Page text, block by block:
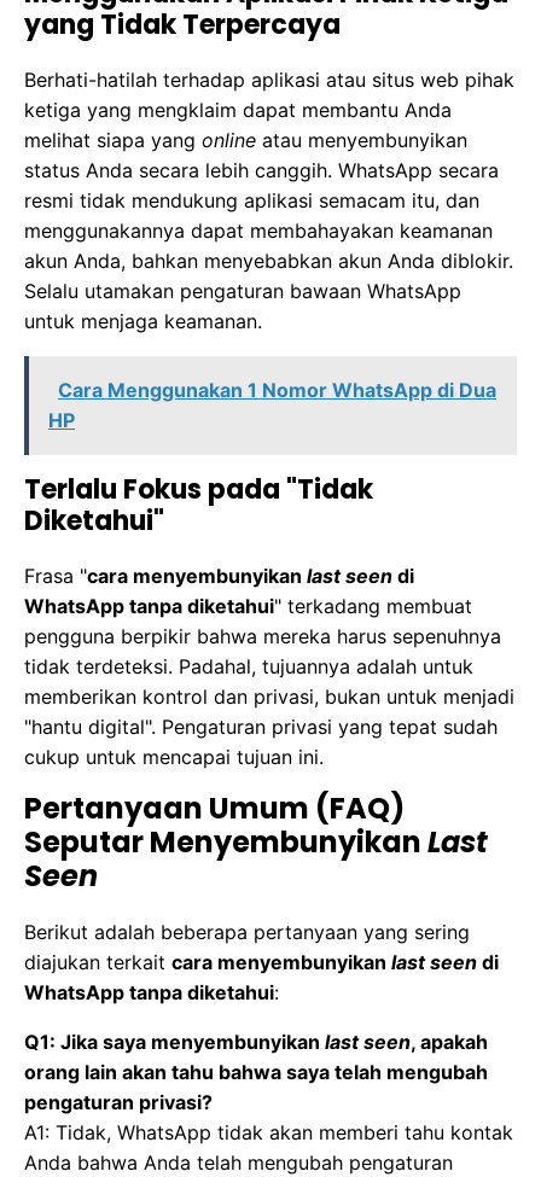
yang Tidak Terpercaya
Berhati-hatilah terhadap aplikasi atau situs web pihak
ketiga yang mengklaim dapat membantu Anda
melihat siapa yang online atau menyembunyikan
status Anda secara lebih canggih. WhatsApp secara
resmi tidak mendukung aplikasi semacam itu, dan
menggunakannya dapat membahayakan keamanan
akun Anda, bahkan menyebabkan akun Anda diblokir.
Selalu utamakan pengaturan bawaan WhatsApp
untuk menjaga keamanan.
Cara Menggunakan 1 Nomor WhatsApp di Dua
HP
Terlalu Fokus pada "Tidak
Diketahui"
Frasa "cara menyembunyikan last seen di
WhatsApp tanpa diketahui" terkadang membuat
pengguna berpikir bahwa mereka harus sepenuhnya
tidak terdeteksi. Padahal, tujuannya adalah untuk
memberikan kontrol dan privasi, bukan untuk menjadi
"hantu digital". Pengaturan privasi yang tepat sudah
cukup untuk mencapai tujuan ini.
Pertanyaan Umum (FAQ)
Seputar MenyembunyikanLast
Seen
Berikut adalah beberapa pertanyaan yang sering
diajukan terkait cara menyembunyikan last seen di
WhatsApp tanpa diketahui:
Q1: Jika saya menyembunyikan last seen, apakah
orang lain akan tahu bahwa saya telah mengubah
pengaturan privasi?
A1: Tidak, WhatsApp tidak akan memberi tahu kontak
Anda bahwa Anda telah mengubah pengaturan